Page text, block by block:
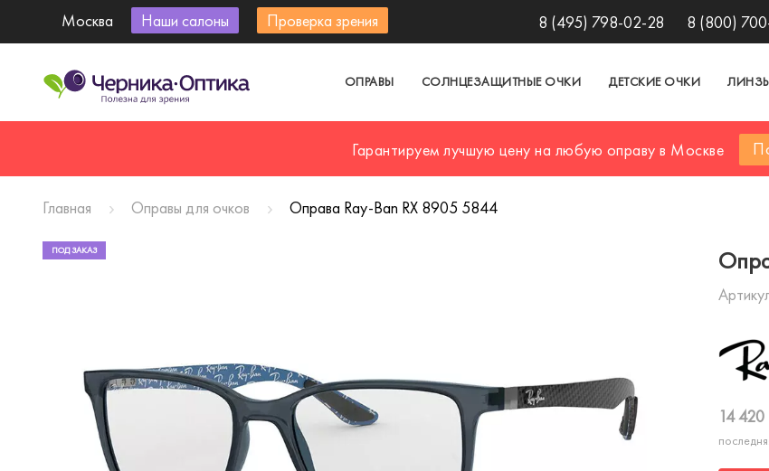
Москва Наши салоны Проверка зрения 8 (495) 798-02-28 8 (800)
ОПРАВЫ СОЛНЦЕЗАЩИТНЫЕ ОЧКИ ДЕТСКИЕ ОЧКИ
Гарантируем лучшую цену на любую оправу в Москве
Главная Оправы для очков Оправа Ray-Ban RX 8905 5844
14 420
ПОД ЗАКАЗ